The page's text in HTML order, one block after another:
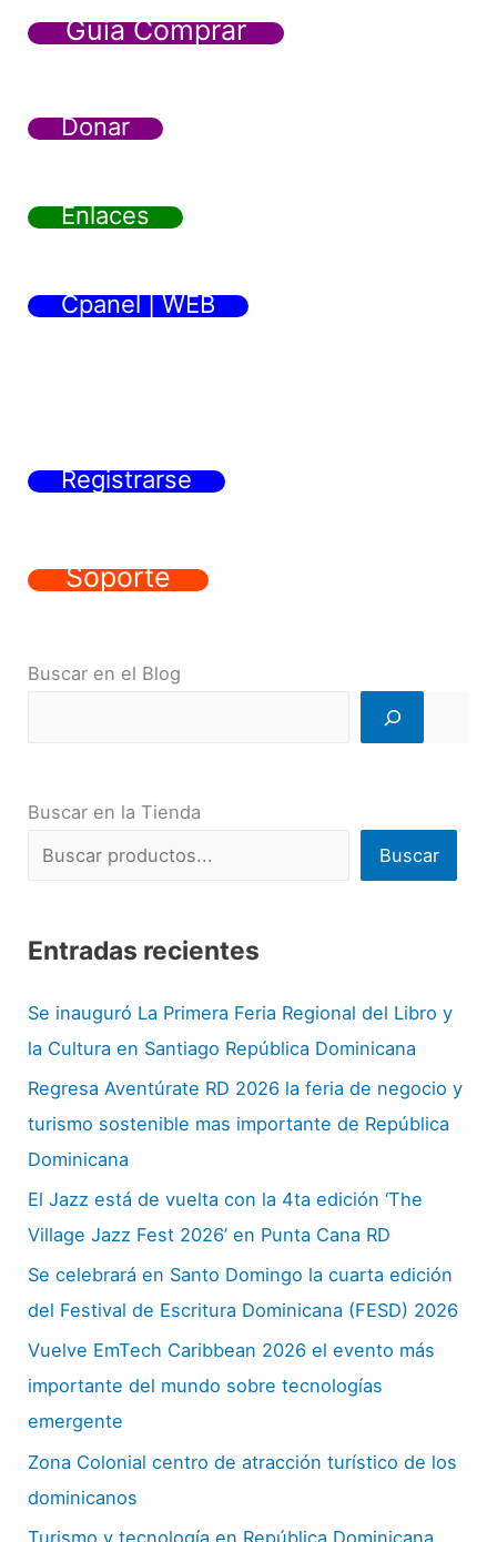
Guía Comprar
Donar
Enlaces
Cpanel | WEB
Registrarse
Soporte
Buscar en el Blog
Buscar en la Tienda
Buscar
Entradas recientes
Se inauguró La Primera Feria Regional del Libro y
la Cultura en Santiago República Dominicana
Regresa Aventúrate RD 2026 la feria de negocio y
turismo sostenible mas importante de República
Dominicana
El Jazz está de vuelta con la 4ta edición ‘The
Village Jazz Fest 2026’ en Punta Cana RD
Se celebrará en Santo Domingo la cuarta edición
del Festival de Escritura Dominicana (FESD) 2026
Vuelve EmTech Caribbean 2026 el evento más
importante del mundo sobre tecnologías
emergente
Zona Colonial centro de atracción turístico de los
dominicanos
Turismo y tecnología en República Dominicana